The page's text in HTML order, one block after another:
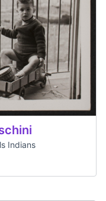
Indians